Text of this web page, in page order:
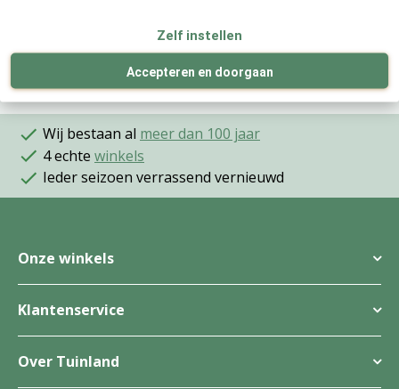
Zelf instellen
Accepteren en doorgaan
18
Wij bestaan al meer dan 100 jaar
4 echte winkels
Ieder seizoen verrassend vernieuwd
Onze winkels
Klantenservice
Over Tuinland